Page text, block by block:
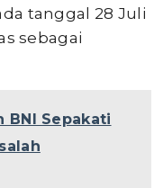
tanggal 28 Juli
sebagai
BNI Sepakati